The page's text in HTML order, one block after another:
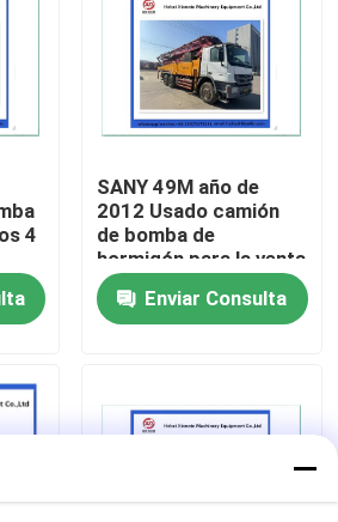
concreta de Putzmeister
concreta de Schwing
4
SANY 49M año de
2012 Usado camión
de bomba de
hormigón para la venta
Enviar Consulta